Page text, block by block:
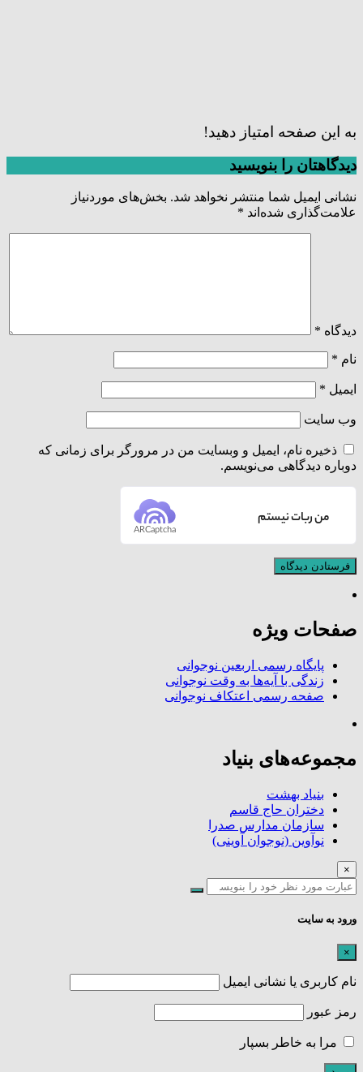
به این صفحه امتیاز دهید!
دیدگاهتان را بنویسید
نشانی ایمیل شما منتشر نخواهد شد. بخش‌های موردنیاز
علامت‌گذاری شده‌اند *
دیدگاه *
نام *
ایمیل *
وب‌ سایت
ذخیره نام، ایمیل و وبسایت من در مرورگر برای زمانی که
دوباره دیدگاهی می‌نویسم.
من ربات نیستم
ARCaptcha
صفحات ویژه
پایگاه رسمی اربعین نوجوانی
زندگی با آیه‌ها به وقت نوجوانی
صفحه رسمی اعتکاف نوجوانی
مجموعه‌های بنیاد
بنیاد بهشت
دختران حاج قاسم
سازمان مدارس صدرا
نوآوین (نوجوان آوینی)
×
ورود به سایت
×
نام کاربری یا نشانی ایمیل
رمز عبور
مرا به خاطر بسپار